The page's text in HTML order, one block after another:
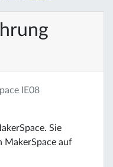
IE08
Sie
MakerSpace auf